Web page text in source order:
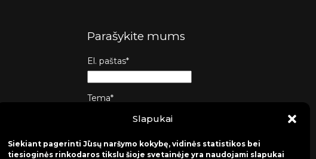
Slapukai
Siekiant pagerinti Jūsų naršymo kokybę, vidinės statistikos bei
tiesioginės rinkodaros tikslu šioje svetainėje yra naudojami slapukai
Parašykite mums
El. paštas*
Tema*